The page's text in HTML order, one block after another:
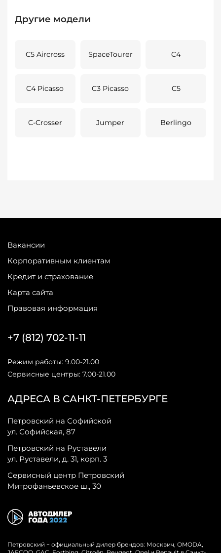
Другие модели
C5 Aircross SpaceTourer C4
C4 Picasso C3 Picasso C5
C-Crosser Jumper Berlingo
Вакансии
Корпоративным клиентам
Кредит и страхование
Карта сайта
Правовая информация
АДРЕСА В САНКТ-ПЕТЕРБУРГЕ
Петровский на Софийской
ул. Софийская, 87
Петровский на Руставели
ул. Руставели, д. 31, корп. 3
Сервисный центр Петровский
Митрофаньевское ш., 30
+7 (812) 702-11-11
Режим работы: 9.00-21.00
Сервисные центры: 7.00-21.00
Петровский − официальный дилер брендов: Москвич, OMODA,